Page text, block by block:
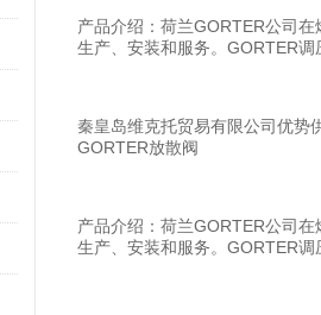
产品介绍：荷兰GORTER公司
生产、安装和服务。GORTER调
秦皇岛维克托贸易有限公司优势
GORTER放散阀
产品介绍：荷兰GORTER公司
生产、安装和服务。GORTER调